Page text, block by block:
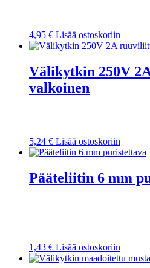
4,95 € Lisää ostoskoriin
Välikytkin 250V
valkoinen
5,24 € Lisää ostoskoriin
Pääteliitin 6 mm
1,43 € Lisää ostoskoriin